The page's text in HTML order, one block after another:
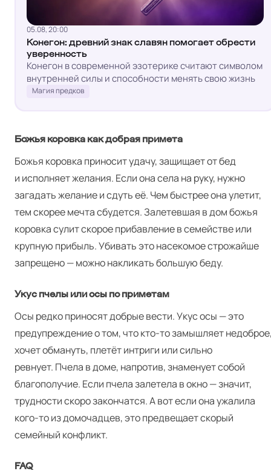
05.08, 20:00
Конегон: древний знак славян помогает обрести
уверенность
Конегон в современной эзотерике считают символом
внутренней силы и способности менять свою жизнь
Магия предков
Божья коровка как добрая примета
Божья коровка приносит удачу, защищает от бед
и исполняет желания. Если она села на руку, нужно
загадать желание и сдуть её. Чем быстрее она улетит,
тем скорее мечта сбудется. Залетевшая в дом божья
коровка сулит скорое прибавление в семействе или
крупную прибыль. Убивать это насекомое строжайше
запрещено — можно накликать большую беду.
Укус пчелы или осы по приметам
Осы редко приносят добрые вести. Укус осы — это
предупреждение о том, что кто-то замышляет
хочет обмануть, плетёт интриги или сильно
ревнует. Пчела в доме, напротив, знаменует собой
благополучие. Если пчела залетела в окно — значит,
трудности скоро закончатся. А вот если она ужалила
кого-то из домочадцев, это предвещает скорый
семейный конфликт.
FAQ